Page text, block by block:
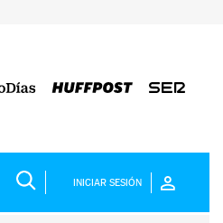
INICIAR SESIÓN